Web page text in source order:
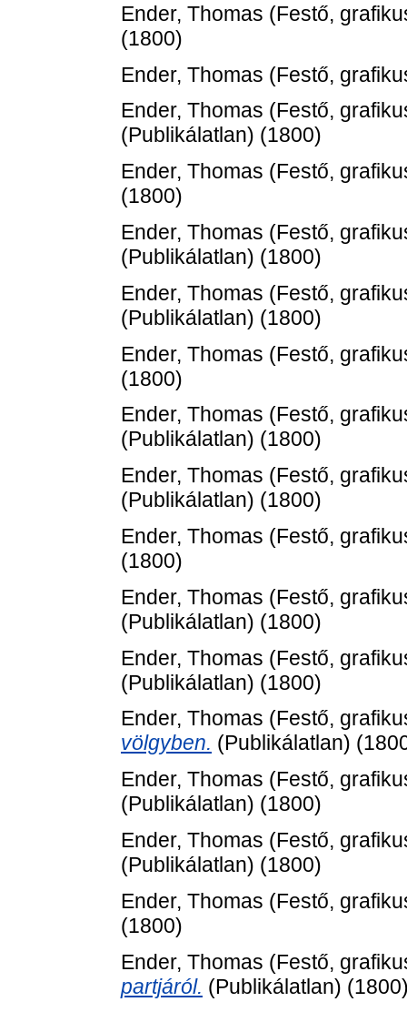
Ender, Thomas (Festő,
(1800)
Ender, Thomas (Festő,
Ender, Thomas (Festő,
(Publikálatlan) (1800)
Ender, Thomas (Festő,
(1800)
Ender, Thomas (Festő,
(Publikálatlan) (1800)
Ender, Thomas (Festő,
(Publikálatlan) (1800)
Ender, Thomas (Festő,
(1800)
Ender, Thomas (Festő,
(Publikálatlan) (1800)
Ender, Thomas (Festő,
(Publikálatlan) (1800)
Ender, Thomas (Festő,
(1800)
Ender, Thomas (Festő,
(Publikálatlan) (1800)
Ender, Thomas (Festő,
(Publikálatlan) (1800)
Ender, Thomas (Festő,
völgyben. (Publikálatlan)
Ender, Thomas (Festő,
(Publikálatlan) (1800)
Ender, Thomas (Festő,
(Publikálatlan) (1800)
Ender, Thomas (Festő,
(1800)
Ender, Thomas (Festő,
partjáról. (Publikálatlan)